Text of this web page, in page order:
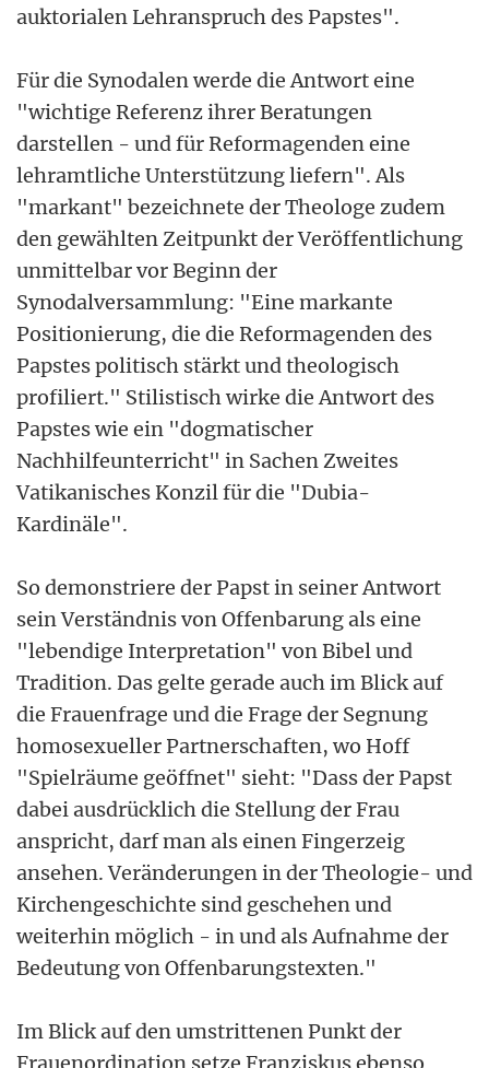
auktorialen Lehranspruch des Papstes".
Für die Synodalen werde die Antwort eine
"wichtige Referenz ihrer Beratungen
darstellen - und für Reformagenden eine
lehramtliche Unterstützung liefern". Als
"markant" bezeichnete der Theologe zudem
den gewählten Zeitpunkt der Veröffentlichung
unmittelbar vor Beginn der
Synodalversammlung: "Eine markante
Positionierung, die die Reformagenden des
Papstes politisch stärkt und theologisch
profiliert." Stilistisch wirke die Antwort des
Papstes wie ein "dogmatischer
Nachhilfeunterricht" in Sachen Zweites
Vatikanisches Konzil für die "Dubia-
Kardinäle".
So demonstriere der Papst in seiner Antwort
sein Verständnis von Offenbarung als eine
"lebendige Interpretation" von Bibel und
Tradition. Das gelte gerade auch im Blick auf
die Frauenfrage und die Frage der Segnung
homosexueller Partnerschaften, wo Hoff
"Spielräume geöffnet" sieht: "Dass der Papst
dabei ausdrücklich die Stellung der Frau
anspricht, darf man als einen Fingerzeig
ansehen. Veränderungen in der Theologie- und
Kirchengeschichte sind geschehen und
weiterhin möglich - in und als Aufnahme der
Bedeutung von Offenbarungstexten."
Im Blick auf den umstrittenen Punkt der